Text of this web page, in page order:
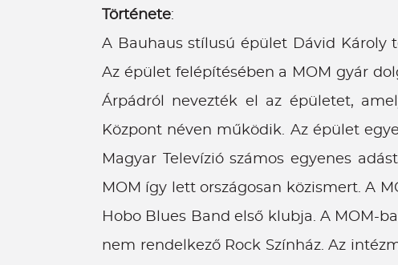
Története:
A Bauhaus stílusú épület Dávid Károly
Az épület felépítésében a MOM gyár
Árpádról nevezték el az épületet,
Központ néven működik. Az épület
Magyar Televízió számos egyenes
MOM így lett országosan közismert. A
Hobo Blues Band első klubja. A MOM-
nem rendelkező Rock Színház. Az